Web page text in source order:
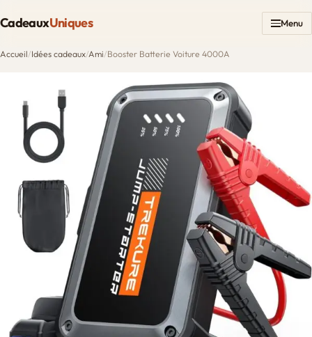
CadeauxUniques Menu
Accueil/Idées cadeaux/Ami/Booster Batterie Voiture 4000A